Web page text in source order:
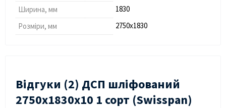
Ширина, мм
1830
Розміри, мм
2750х1830
Відгуки (2) ДСП шліфований
2750х1830х10 1 сорт (Swisspan)